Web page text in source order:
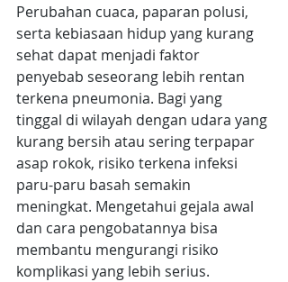
Perubahan cuaca, paparan polusi,
serta kebiasaan hidup yang kurang
sehat dapat menjadi faktor
penyebab seseorang lebih rentan
terkena pneumonia. Bagi yang
tinggal di wilayah dengan udara yang
kurang bersih atau sering terpapar
asap rokok, risiko terkena infeksi
paru-paru basah semakin
meningkat. Mengetahui gejala awal
dan cara pengobatannya bisa
membantu mengurangi risiko
komplikasi yang lebih serius.